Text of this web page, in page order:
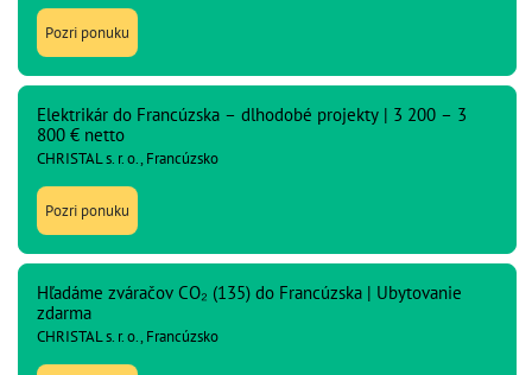
Pozri ponuku
Elektrikár do Francúzska – dlhodobé projekty | 3 200 – 3
800 € netto
CHRISTAL s. r. o., Francúzsko
Pozri ponuku
Hľadáme zváračov CO₂ (135) do Francúzska | Ubytovanie
zdarma
CHRISTAL s. r. o., Francúzsko